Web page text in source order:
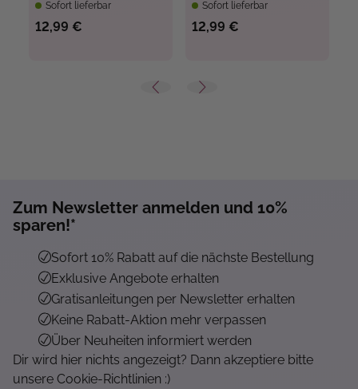
Sofort lieferbar
12,99 €
Sofort lieferbar
12,99 €
Zum Newsletter anmelden und 10%
sparen!*
Sofort 10% Rabatt auf die nächste Bestellung
Exklusive Angebote erhalten
Gratisanleitungen per Newsletter erhalten
Keine Rabatt-Aktion mehr verpassen
Über Neuheiten informiert werden
Dir wird hier nichts angezeigt? Dann akzeptiere bitte
unsere Cookie-Richtlinien :)